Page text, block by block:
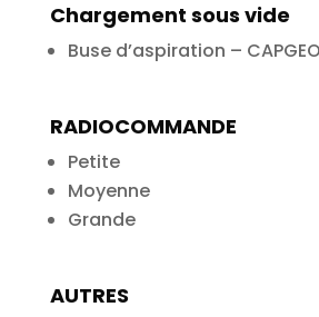
Chargement sous vide
Buse d’aspiration – CAPGEO
RADIOCOMMANDE
Petite
Moyenne
Grande
AUTRES